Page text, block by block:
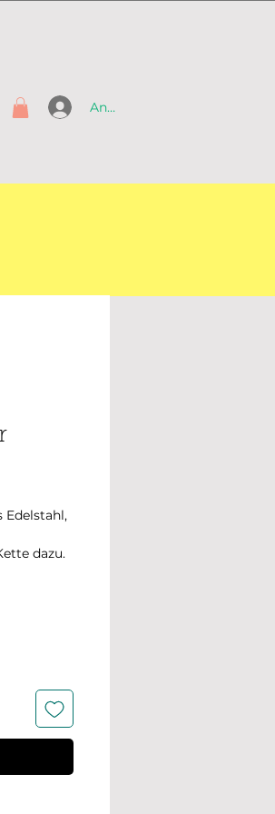
Anmelden
Edelstahl,
dazu.